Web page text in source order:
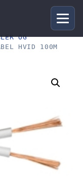
OG
HVID 100M